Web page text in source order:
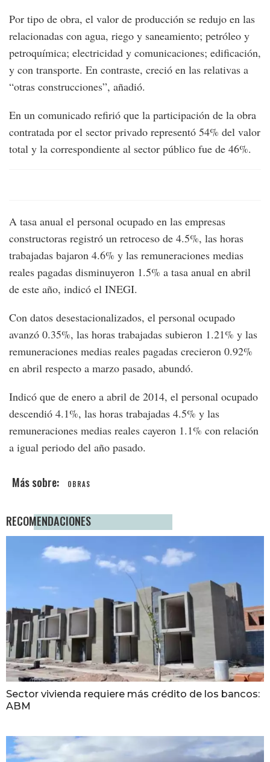
Por tipo de obra, el valor de producción se redujo en las
relacionadas con agua, riego y saneamiento; petróleo y
petroquímica; electricidad y comunicaciones; edificación,
y con transporte. En contraste, creció en las relativas a
“otras construcciones”, añadió.
En un comunicado refirió que la participación de la obra
contratada por el sector privado representó 54% del valor
total y la correspondiente al sector público fue de 46%.
A tasa anual el personal ocupado en las empresas
constructoras registró un retroceso de 4.5%, las horas
trabajadas bajaron 4.6% y las remuneraciones medias
reales pagadas disminuyeron 1.5% a tasa anual en abril
de este año, indicó el INEGI.
Con datos desestacionalizados, el personal ocupado
avanzó 0.35%, las horas trabajadas subieron 1.21% y las
remuneraciones medias reales pagadas crecieron 0.92%
en abril respecto a marzo pasado, abundó.
Indicó que de enero a abril de 2014, el personal ocupado
descendió 4.1%, las horas trabajadas 4.5% y las
remuneraciones medias reales cayeron 1.1% con relación
a igual periodo del año pasado.
OBRAS
RECOMENDACIONES
Sector vivienda requiere más crédito de los bancos:
ABM